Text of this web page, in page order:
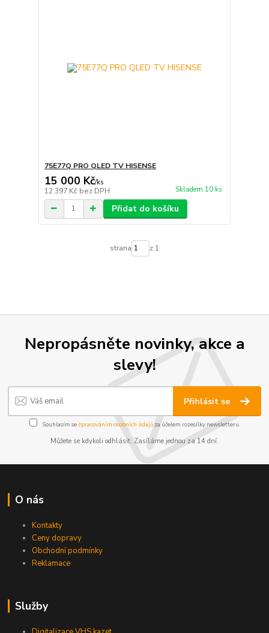
75E77Q PRO QLED TV HISENSE
15 000 Kč/ks
12 397 Kč bez DPH Skladem 10 ks
Přidat do košíku
strana z 1
Nepropásněte novinky, akce a
slevy!
Přihlásit se
Souhlasím se zpracováním osobních údajůza účelem rozesílky newsletteru.
Můžete se kdykoli odhlásit. Zasíláme jednou za 14 dní.
O nás
Kontakty
Ceny dopravy
Obchodní podmínky
Reklamace
Služby